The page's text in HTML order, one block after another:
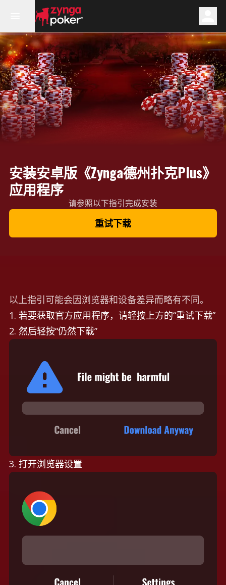
安装安卓版《Zynga德州扑克Plus》
应用程序
请参照以下指引完成安装
重试下载
以上指引可能会因浏览器和设备差异而略有不同。
1. 若要获取官方应用程序，请轻按上方的“重试下载”
2. 然后轻按“仍然下载”
3. 打开浏览器设置